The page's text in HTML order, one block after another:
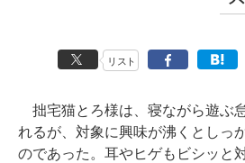
リスト
拙宅猫とろ様は、寝ながら遊ぶ
れるが、対象に興味が沸くとしっ
のであった。耳やヒゲもビシッと